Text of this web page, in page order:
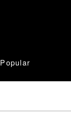
Popular